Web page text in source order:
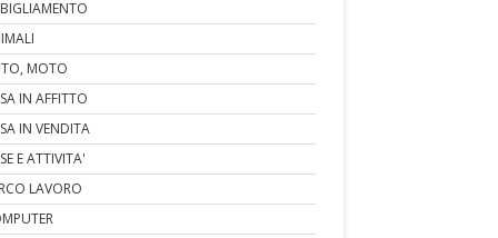
MOTO
IN AFFITTO
IN VENDITA
E ATTIVITA'
LAVORO